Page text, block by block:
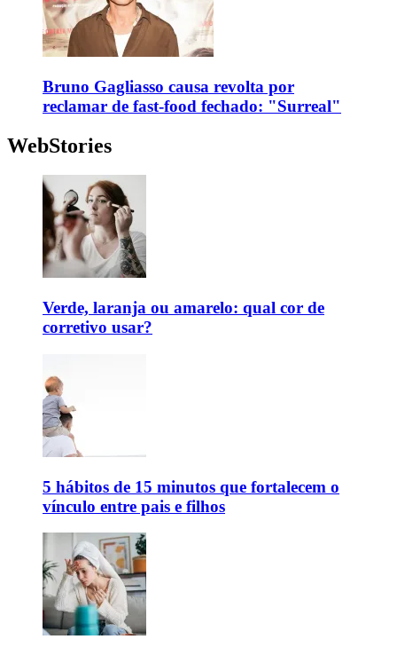
Bruno Gagliasso causa revolta por
reclamar de fast-food fechado: "Surreal"
WebStories
Verde, laranja ou amarelo: qual cor de
corretivo usar?
5 hábitos de 15 minutos que fortalecem o
vínculo entre pais e filhos